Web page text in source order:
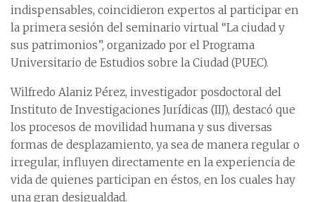
indispensables, coincidieron expertos al participar en
la primera sesión del seminario virtual “La ciudad y
sus patrimonios”, organizado por el Programa
Universitario de Estudios sobre la Ciudad (PUEC).
Wilfredo Alaniz Pérez, investigador posdoctoral del
Instituto de Investigaciones Jurídicas (IIJ), destacó que
los procesos de movilidad humana y sus diversas
formas de desplazamiento, ya sea de manera regular o
irregular, influyen directamente en la experiencia de
vida de quienes participan en éstos, en los cuales hay
una gran desigualdad.